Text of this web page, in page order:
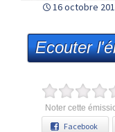
16 octobre
Ecouter
Noter cette
Facebook